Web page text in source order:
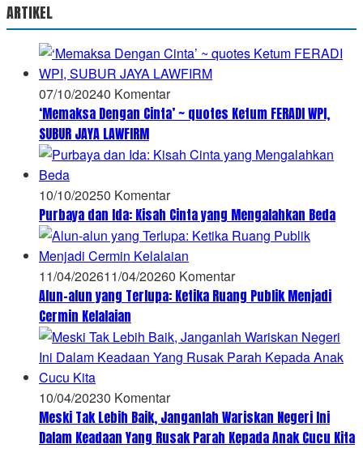
ARTIKEL
07/10/20240 Komentar
‘Memaksa Dengan Cinta’ ~ quotes Ketum FERADI WPI,
SUBUR JAYA LAWFIRM
10/10/20250 Komentar
Purbaya dan Ida: Kisah Cinta yang Mengalahkan Beda
11/04/202611/04/20260 Komentar
Alun-alun yang Terlupa: Ketika Ruang Publik Menjadi
Cermin Kelalaian
10/04/20230 Komentar
Meski Tak Lebih Baik, Janganlah Wariskan Negeri Ini
Dalam Keadaan Yang Rusak Parah Kepada Anak Cucu Kita